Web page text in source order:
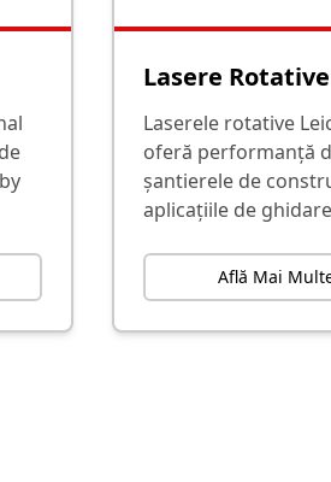
Lasere Rotative
Laserele rotative
oferă performanță
șantierele de
aplicațiile de
Află Mai